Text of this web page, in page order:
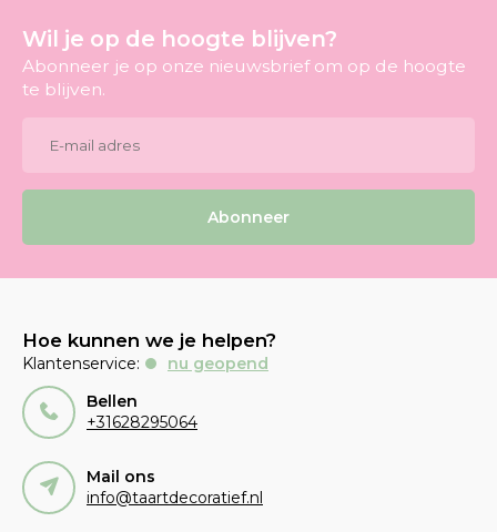
Wil je op de hoogte blijven?
Abonneer je op onze nieuwsbrief om op de hoogte
te blijven.
Abonneer
Hoe kunnen we je helpen?
Klantenservice:
nu geopend
Bellen
+31628295064
Mail ons
info@taartdecoratief.nl